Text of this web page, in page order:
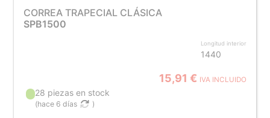
CORREA TRAPECIAL CLÁSICA
SPB1500
Longitud interior
1440
15,91 € IVA INCLUIDO
28 piezas en stock
(hace 6 días )